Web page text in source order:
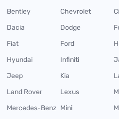
Bentley
Chevrolet
Dacia
Dodge
Fiat
Ford
Hyundai
Infiniti
Jeep
Kia
Land Rover
Lexus
Mercedes-Benz Mini